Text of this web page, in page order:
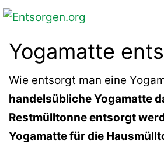
Zum
springen
Yogamatte
Wie entsorgt man eine
handelsübliche Yogamatte
Restmülltonne entsorgt
Yogamatte für die